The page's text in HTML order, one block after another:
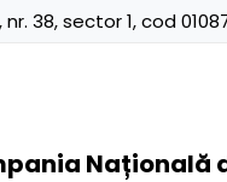
38, sector 1, cod
Națională